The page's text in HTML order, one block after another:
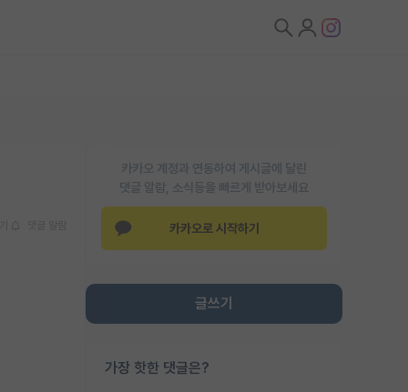
카카오 계정과 연동하여 게시글에 달린
댓글 알람, 소식등을 빠르게 받아보세요
카카오로 시작하기
글쓰기
가장 핫한 댓글은?